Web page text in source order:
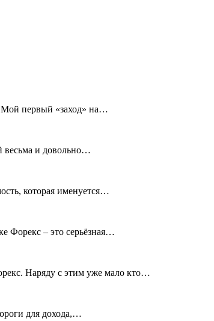
Мой первый «заход» на…
весьма и довольно…
которая именуется…
Форекс – это серьёзная…
Наряду с этим уже мало кто…
для дохода,…